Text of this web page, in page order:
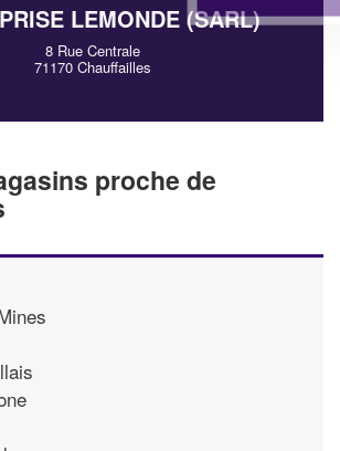
LEMONDE (SARL)
8 Rue Centrale
71170 Chauffailles
proche de